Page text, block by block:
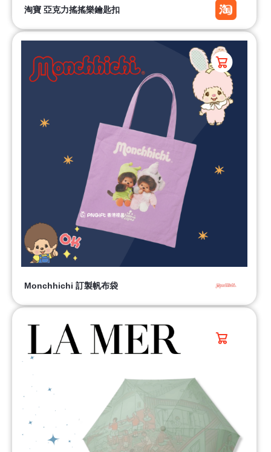
淘寶 亞克力搖搖樂鑰匙扣
Monchhichi 訂製帆布袋